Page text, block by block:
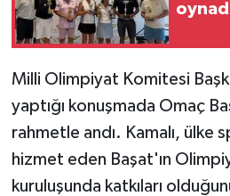
Milli Olimpiyat Komitesi
yaptığı konuşmada Omaç
rahmetle andı. Kamalı, ülke
hizmet eden Başat'ın
kuruluşunda katkıları